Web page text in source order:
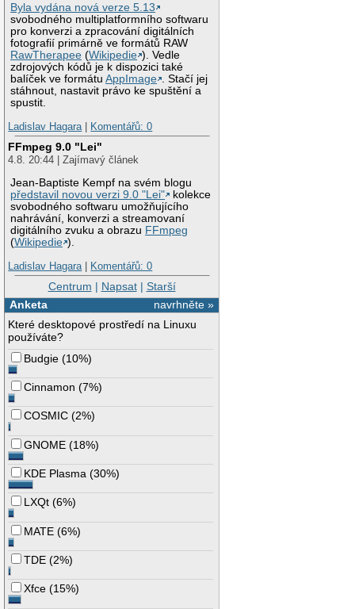
Byla vydána nová verze 5.13
svobodného multiplatformního softwaru
pro konverzi a zpracování digitálních
fotografií primárně ve formátů RAW
RawTherapee (Wikipedie ). Vedle
zdrojových kódů je k dispozici také
balíček ve formátuAppImage
. Stačí jej
stáhnout, nastavit právo ke spuštění a
spustit.
Ladislav Hagara | Komentářů: 0
FFmpeg 9.0 "Lei"
4.8. 20:44 | Zajímavý článek
Jean-Baptiste Kempf na svém blogu
představil novou verzi 9.0 "Lei"
kolekce
svobodného softwaru umožňujícího
nahrávání, konverzi a streamovaní
digitálního zvuku a obrazu FFmpeg
(Wikipedie ).
Ladislav Hagara | Komentářů: 0
Centrum | Napsat| Starší
navrhněte »
Anketa
Které desktopové prostředí na Linuxu
používáte?
Budgie (10%)
Cinnamon (7%)
COSMIC (2%)
GNOME (18%)
KDE Plasma (30%)
LXQt (6%)
MATE (6%)
TDE (2%)
Xfce (15%)